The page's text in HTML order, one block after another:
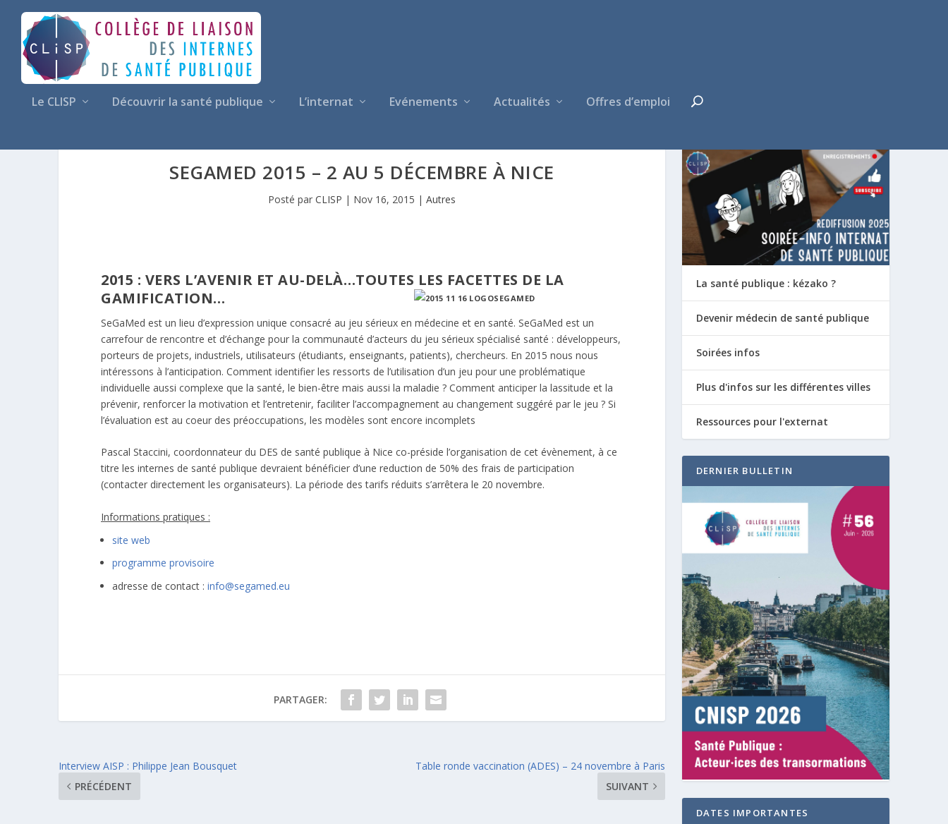
Le CLISP Découvrir la santé publique L’internat Evénements Actualités Offres d’emploi
SEGAMED 2015 – 2 AU 5 DÉCEMBRE À NICE
Posté par CLISP | Nov 16, 2015 | Autres
2015 : VERS L’AVENIR ET AU-DELÀ…TOUTES LES FACETTES DE LA
GAMIFICATION…
SeGaMed est un lieu d’expression unique consacré au jeu sérieux en médecine et en santé. SeGaMed est un
carrefour de rencontre et d’échange pour la communauté d’acteurs du jeu sérieux spécialisé santé : développeurs,
porteurs de projets, industriels, utilisateurs (étudiants, enseignants, patients), chercheurs. En 2015 nous nous
intéressons à l’anticipation. Comment identifier les ressorts de l’utilisation d’un jeu pour une problématique
individuelle aussi complexe que la santé, le bien-être mais aussi la maladie ? Comment anticiper la lassitude et la
prévenir, renforcer la motivation et l’entretenir, faciliter l’accompagnement au changement suggéré par le jeu ? Si
l’évaluation est au coeur des préoccupations, les modèles sont encore incomplets
Pascal Staccini, coordonnateur du DES de santé publique à Nice co-préside l’organisation de cet évènement, à ce
titre les internes de santé publique devraient bénéficier d’une reduction de 50% des frais de participation
(contacter directement les organisateurs). La période des tarifs réduits s’arrêtera le 20 novembre.
Informations pratiques :
site web
programme provisoire
adresse de contact : info@segamed.eu
PARTAGER:
Interview AISP : Philippe Jean Bousquet
PRÉCÉDENT
Table ronde vaccination (ADES) – 24 novembre à Paris
SUIVANT
La santé publique : kézako ?
Devenir médecin de santé publique
Soirées infos
Plus d'infos sur les différentes villes
Ressources pour l'externat
DERNIER BULLETIN
DATES IMPORTANTES